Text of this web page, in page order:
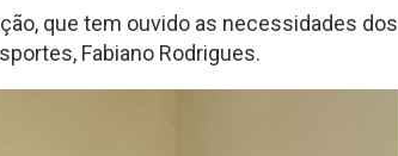
que tem ouvido as necessidades dos
Fabiano Rodrigues.